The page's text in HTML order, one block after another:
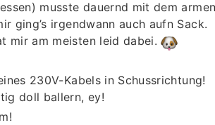
musste dauernd mit dem
ging’s irgendwann auch aufn Sack.
mir am meisten leid dabei.
230V-Kabels in Schussrichtung!
doll ballern, ey!